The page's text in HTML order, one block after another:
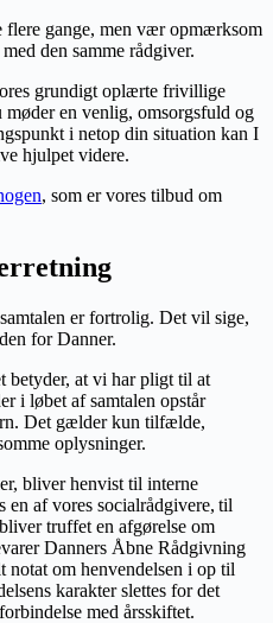
gange, men vær opmærksom
den samme rådgiver.
grundigt oplærte frivillige
en venlig, omsorgsfuld og
i netop din situation kan I
hjulpet videre.
, som er vores tilbud om
er fortrolig. Det vil sige,
for Danner.
betyder, at vi har pligt til at
i løbet af samtalen opstår
Det gælder kun tilfælde,
oplysninger.
bliver henvist til interne
af vores socialrådgivere, til
truffet en afgørelse om
Danners Åbne Rådgivning
notat om henvendelsen i op til
karakter slettes for det
med årsskiftet.